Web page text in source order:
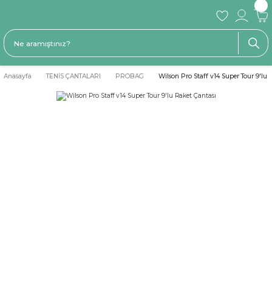
Anasayfa TENİS ÇANTALARI PROBAG Wilson Pro Staff v14 Super Tour 9'lu